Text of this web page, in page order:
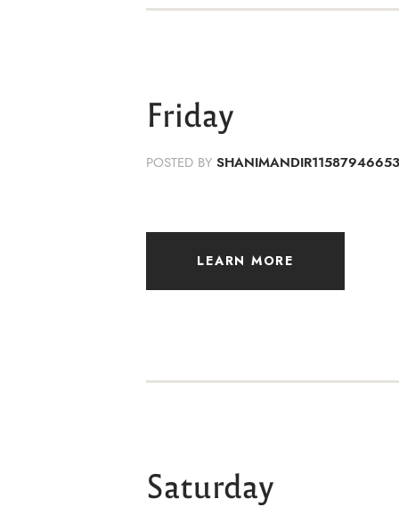
Friday
POSTED BY SHANIMANDIR11587946653
LEARN MORE
Saturday